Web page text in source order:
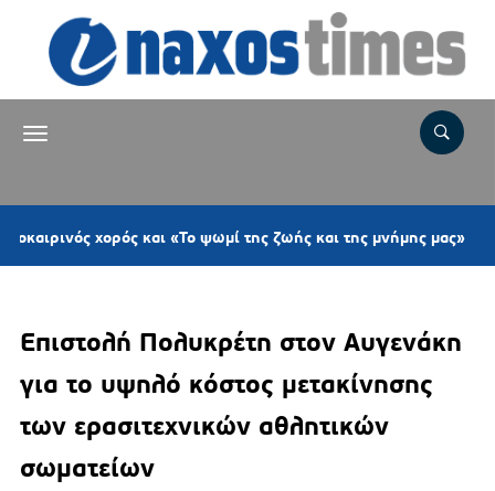
χορός και «Το ψωμί της ζωής και της μνήμης μας» 4
Επιστολή Πολυκρέτη στον Αυγενάκη
για το υψηλό κόστος μετακίνησης
των ερασιτεχνικών αθλητικών
σωματείων